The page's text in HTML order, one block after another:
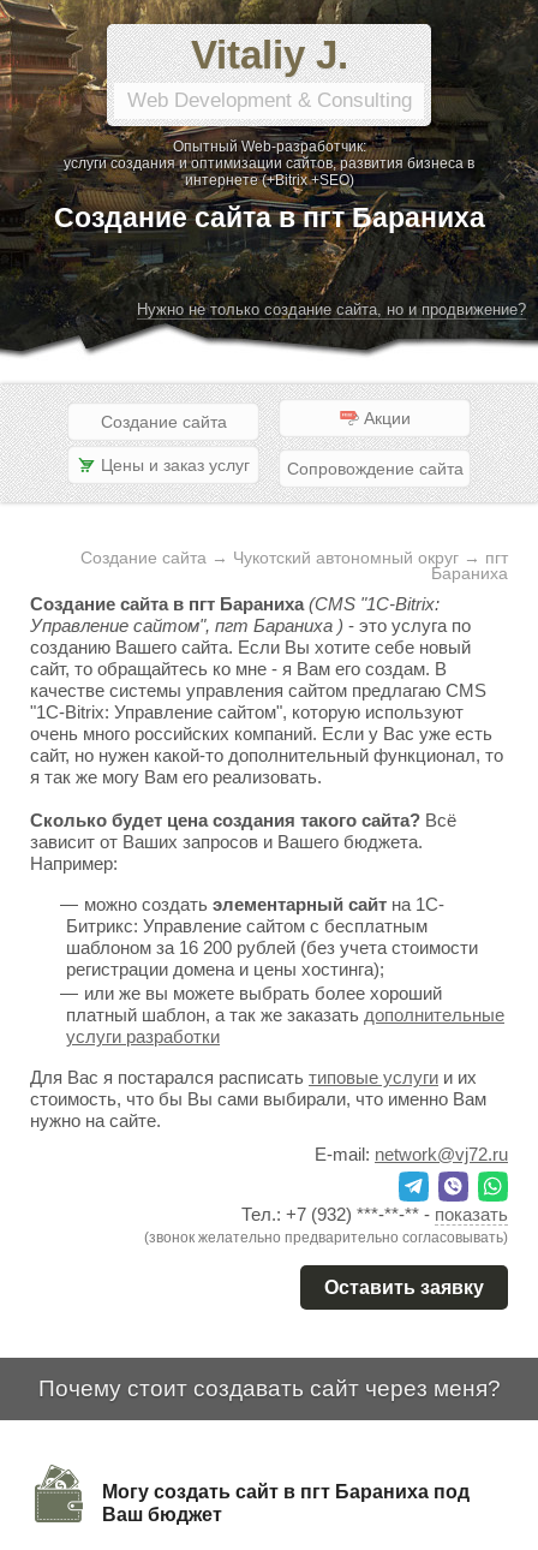
Vitaliy J.
Web Development & Consulting
Опытный Web-разработчик:
услуги создания и оптимизации сайтов, развития бизнеса в
интернете (+Bitrix +SEO)
Создание сайта в пгт Бараниха
Нужно не только создание сайта, но и продвижение?
Создание сайта Акции
Цены и заказ услуг Сопровождение сайта
Создание сайта → Чукотский автономный округ → пгт
Бараниха
Создание сайта в пгт Бараниха (CMS "1C-Bitrix:
Управление сайтом", пгт Бараниха ) - это услуга по
созданию Вашего сайта. Если Вы хотите себе новый
сайт, то обращайтесь ко мне - я Вам его создам. В
качестве системы управления сайтом предлагаю CMS
"1C-Bitrix: Управление сайтом", которую используют
очень много российских компаний. Если у Вас уже есть
сайт, но нужен какой-то дополнительный функционал, то
я так же могу Вам его реализовать.
Сколько будет цена создания такого сайта? Всё
зависит от Ваших запросов и Вашего бюджета.
Например:
можно создать элементарный сайт на 1С-
Битрикс: Управление сайтом с бесплатным
шаблоном за 16 200 рублей (без учета стоимости
регистрации домена и цены хостинга);
или же вы можете выбрать более хороший
платный шаблон, а так же заказать дополнительные
услуги разработки
Для Вас я постарался расписать типовые услуги и их
стоимость, что бы Вы сами выбирали, что именно Вам
нужно на сайте.
E-mail: network@vj72.ru
Тел.: +7 (932) ***-**-** - показать
(звонок желательно предварительно согласовывать)
Оставить заявку
Почему стоит создавать сайт через меня?
Могу создать сайт в пгт Бараниха под
Ваш бюджет